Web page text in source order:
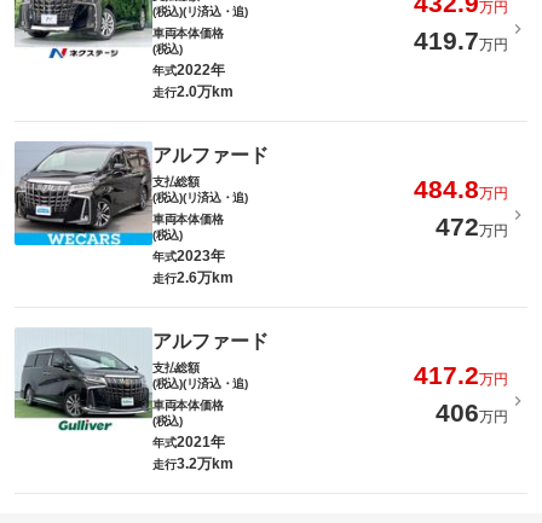
(税込)(リ済込・追)
万円
車両本体価格
(税込)
419.7万円
年式2022年
走行2.0万km
アルファード
支払総額
(税込)(リ済込・追)
484.8万円
車両本体価格
(税込)
472万円
年式2023年
走行2.6万km
アルファード
支払総額
(税込)(リ済込・追)
417.2万円
車両本体価格
(税込)
406万円
年式2021年
走行3.2万km